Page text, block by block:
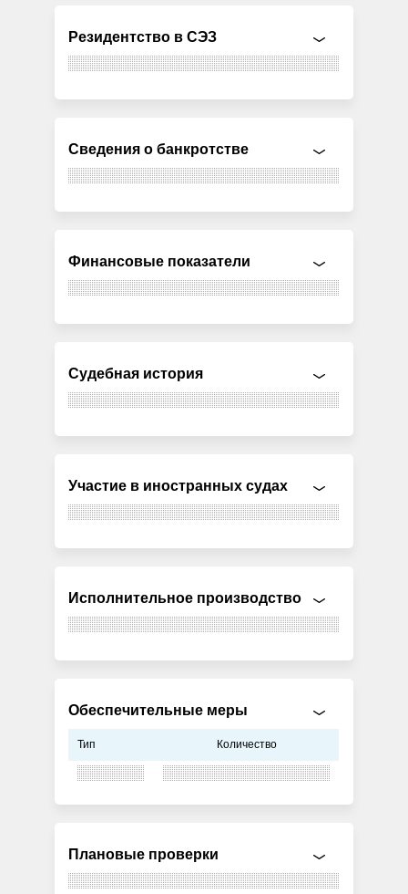
Резидентство в СЭЗ
Сведения о банкротстве
Финансовые показатели
Судебная история
Участие в иностранных судах
Исполнительное производство
Обеспечительные меры
Тип Количество
Плановые проверки